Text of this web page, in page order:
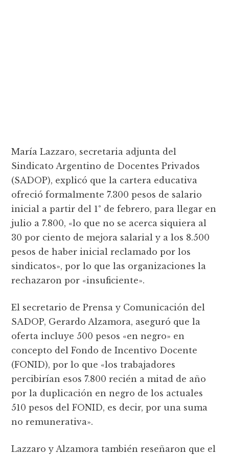
Marí­a Lazzaro, secretaria adjunta del
Sindicato Argentino de Docentes Privados
(SADOP), explicó que la cartera educativa
ofreció formalmente 7.300 pesos de salario
inicial a partir del 1° de febrero, para llegar en
julio a 7.800, «lo que no se acerca siquiera al
30 por ciento de mejora salarial y a los 8.500
pesos de haber inicial reclamado por los
sindicatos», por lo que las organizaciones la
rechazaron por «insuficiente».
El secretario de Prensa y Comunicación del
SADOP, Gerardo Alzamora, aseguró que la
oferta incluye 500 pesos «en negro» en
concepto del Fondo de Incentivo Docente
(FONID), por lo que «los trabajadores
percibirían esos 7.800 recién a mitad de año
por la duplicación en negro de los actuales
510 pesos del FONID, es decir, por una suma
no remunerativa».
Lazzaro y Alzamora también reseñaron que el